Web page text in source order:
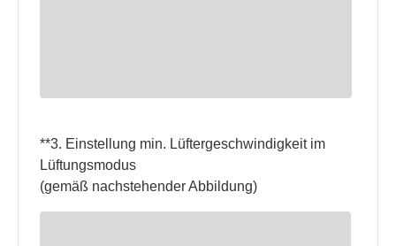
**3. Einstellung min. Lüftergeschwindigkeit im
Lüftungsmodus
(gemäß nachstehender Abbildung)